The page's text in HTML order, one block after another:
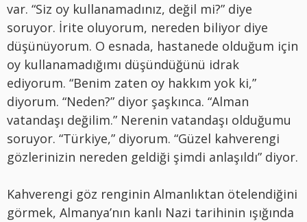
var. “Siz oy kullanamadınız, değil mi?” diye
soruyor. İrite oluyorum, nereden biliyor diye
düşünüyorum. O esnada, hastanede olduğum için
oy kullanamadığımı düşündüğünü idrak
ediyorum. “Benim zaten oy hakkım yok ki,”
diyorum. “Neden?” diyor şaşkınca. “Alman
vatandaşı değilim.” Nerenin vatandaşı olduğumu
soruyor. “Türkiye,” diyorum. “Güzel kahverengi
gözlerinizin nereden geldiği şimdi anlaşıldı” diyor.
Kahverengi göz renginin Almanlıktan ötelendiğini
görmek, Almanya’nın kanlı Nazi tarihinin ışığında